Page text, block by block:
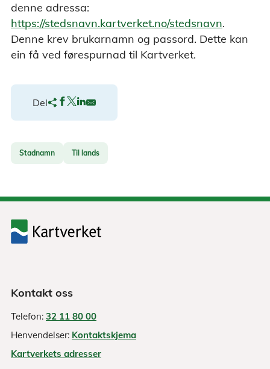
denne adressa:
https://stedsnavn.kartverket.no/stedsnavn.
Denne krev brukarnamn og passord. Dette kan
ein få ved førespurnad til Kartverket.
Del
Stadnamn Til lands
Kontakt oss
Telefon: 32 11 80 00
Henvendelser: Kontaktskjema
Kartverkets adresser